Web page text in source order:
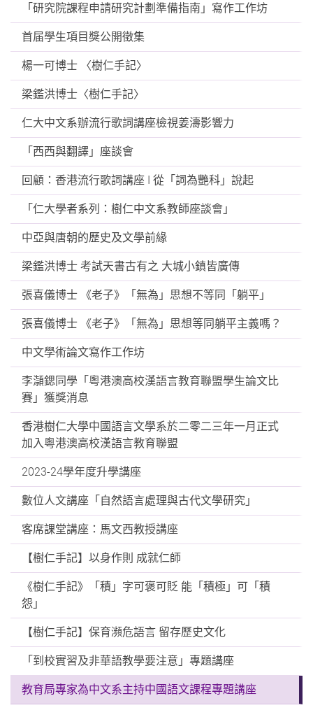
「研究院課程申請研究計劃準備指南」寫作工作坊
首届學生項目獎公開徵集
楊一可博士 〈樹仁手記〉
梁鑑洪博士〈樹仁手記〉
仁大中文系辦流行歌詞講座檢視姜濤影響力
「西西與翻譯」座談會
回顧：香港流行歌詞講座 I 從「詞為艷科」說起
「仁大學者系列：樹仁中文系教師座談會」
中亞與唐朝的歷史及文學前緣
梁鑑洪博士 考試天書古有之 大城小鎮皆廣傳
張喜儀博士 《老子》「無為」思想不等同「躺平」
張喜儀博士 《老子》「無為」思想等同躺平主義嗎？
中文學術論文寫作工作坊
李𪷿鍶同學「粵港澳高校漢語言教育聯盟學生論文比
賽」獲獎消息
香港樹仁大學中國語言文學系於二零二三年一月正式
加入粵港澳高校漢語言教育聯盟
2023-24學年度升學講座
數位人文講座「自然語言處理與古代文學研究」
客席課堂講座：馬文西教授講座
【樹仁手記】以身作則 成就仁師
《樹仁手記》「積」字可褒可貶 能「積極」可「積
怨」
【樹仁手記】保育瀕危語言 留存歷史文化
「到校實習及非華語教學要注意」專題講座
教育局專家為中文系主持中國語文課程專題講座